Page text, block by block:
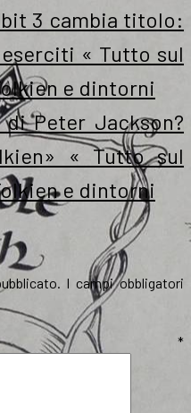
3 cambia titolo:
« Tutto sul
e dintorni
Peter Jackson?
« Tutto sul
e dintorni
I campi obbligatori
*